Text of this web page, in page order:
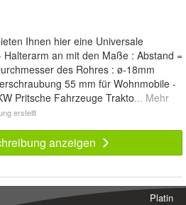
Ihnen hier eine Universale
an mit den Maße : Abstand =
des Rohres : ø-18mm
55 mm für Wohnmobile -
Pritsche Fahrzeuge Trakto... Mehr
erstellt
anzeigen
Platin